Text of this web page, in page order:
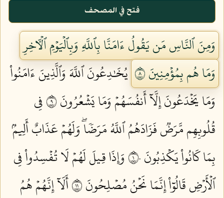
فتح في المصحف
وَمِنَ ٱلنَّاسِ مَن يَقُولُ ءَامَنَّا بِٱللَّهِ وَبِٱلۡيَوۡمِ ٱلۡأٓخِرِ
وَمَا هُم بِمُؤۡمِنِينَ ٨
يُخَٰدِعُونَ ٱللَّهَ وَٱلَّذِينَ ءَامَنُواْ
وَمَا يَخۡدَعُونَ إِلَّآ أَنفُسَهُمۡ وَمَا يَشۡعُرُونَ ٩
فِي
قُلُوبِهِم مَّرَضٞ فَزَادَهُمُ ٱللَّهُ مَرَضٗاۖ وَلَهُمۡ عَذَابٌ أَلِيمُۢ
بِمَا كَانُواْ يَكۡذِبُونَ ١٠
وَإِذَا قِيلَ لَهُمۡ لَا تُفۡسِدُواْ فِي
ٱلۡأَرۡضِ قَالُوٓاْ إِنَّمَا نَحۡنُ مُصۡلِحُونَ ١١
أَلَآ إِنَّهُمۡ هُمُ